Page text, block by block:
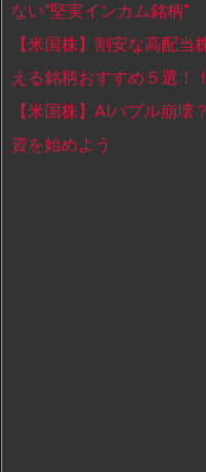
ない“堅実インカム銘柄”
【米国株】割安な高配
える銘柄おすすめ５選！！
【米国株】AIバブル崩
資を始めよう